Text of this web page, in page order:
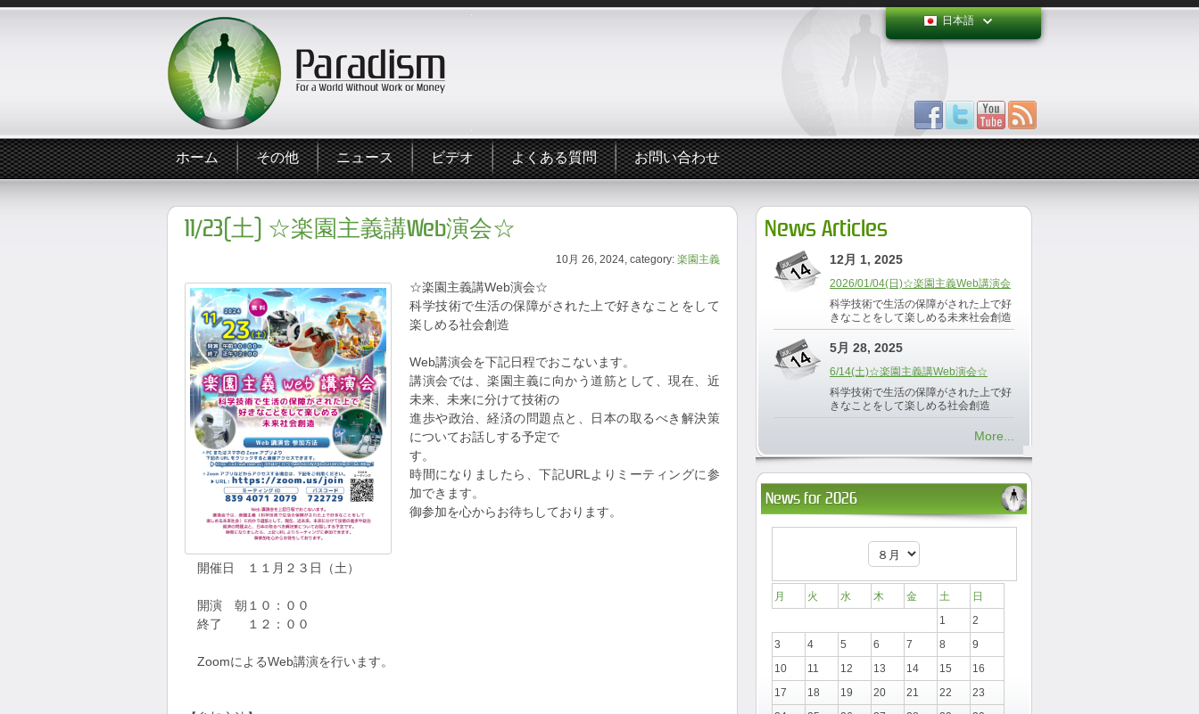
日本語
ホーム その他 ニュース ビデオ よくある質問 お問い合わせ
11/23(土) ☆楽園主義講Web演会☆
10月 26, 2024, category: 楽園主義
☆楽園主義講Web演会☆
科学技術で生活の保障がされた上で好きなことをして
楽しめる社会創造
Web講演会を下記日程でおこないます。
講演会では、楽園主義に向かう道筋として、現在、近
未来、未来に分けて技術の
進歩や政治、経済の問題点と、日本の取るべき解決策
についてお話しする予定で
す。
時間になりましたら、下記URLよりミーティングに参
加できます。
御参加を心からお待ちしております。
開催日 １１月２３日（土）
開演 朝１０：００
終了 １２：００
ZoomによるWeb講演を行います。
News Articles
12月 1, 2025
2026/01/04(日)☆楽園主義Web講演会
科学技術で生活の保障がされた上で好
きなことをして楽しめる未来社会創造
5月 28, 2025
6/14(土)☆楽園主義講Web演会☆
科学技術で生活の保障がされた上で好
きなことをして楽しめる社会創造
More...
News for 2026
月 火 水 木 金 土
日
1
2
3
4 5 6 7 8
9
10
11 12 13 14 15
16
17
18 19 20 21 22
23